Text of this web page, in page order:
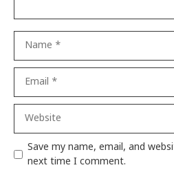
Website
Save my name, email, and
next time I comment.